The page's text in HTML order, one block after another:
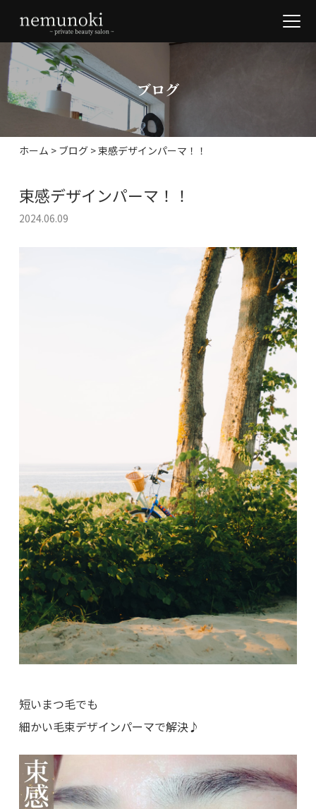
ブログ
ホーム > ブログ>束感デザインパーマ！！
束感デザインパーマ！！
2024.06.09
短いまつ毛でも
細かい毛束デザインパーマで解決♪